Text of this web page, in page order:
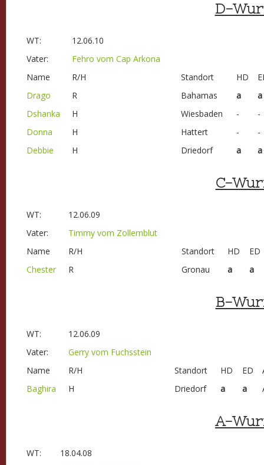
D-
WT:
12.06.10
Vater:
Fehro vom Cap Arkona
Name
R/H Standort HD
Drago
R Bahamas a
a
Dshanka
H Wiesbaden -
-
Donna
H Hattert -
-
Debbie
H Driedorf a a
C-
WT:
12.06.09
Vater:
Timmy vom Zollernblut
Name
R/H Standort HD
ED
Chester
R Gronau a a
B-
WT:
12.06.09
Vater:
Gerry vom Fuchsstein
Name
R/H Standort HD ED
Baghira
H Driedorf a a
A-
WT:
18.04.08